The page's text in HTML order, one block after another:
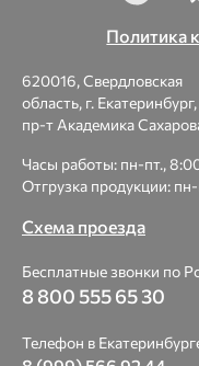
Политика
620016, Свердловская
область, г. Екатеринбург,
пр-т Академика
Часы работы: пн-пт.,
Отгрузка продукции:
Схема проезда
Бесплатные звонки по
8 800 555 65 30
Телефон в